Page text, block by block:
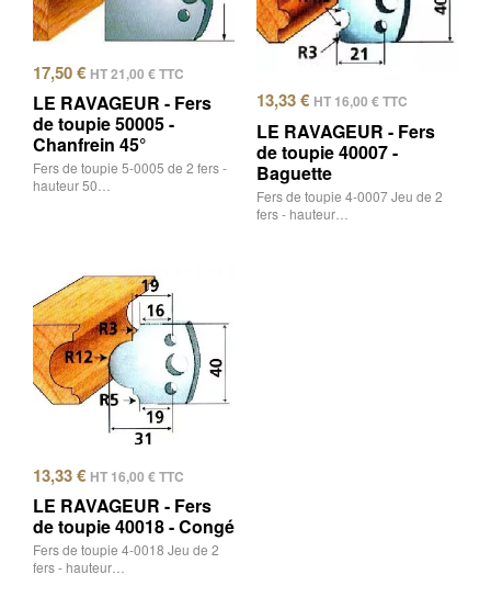
17,50€ HT21,00 €TTC
LE RAVAGEUR - Fers
de toupie 50005 -
Chanfrein 45°
Fers de toupie 5-0005 de 2 fers -
hauteur 50…
13,33€ HT 16,00 €TTC
LE RAVAGEUR - Fers
de toupie 40007 -
Baguette
Fers de toupie 4-0007 Jeu de 2
fers - hauteur…
13,33€ HT 16,00 €TTC
LE RAVAGEUR - Fers
de toupie 40018 - Congé
Fers de toupie 4-0018 Jeu de 2
fers - hauteur…